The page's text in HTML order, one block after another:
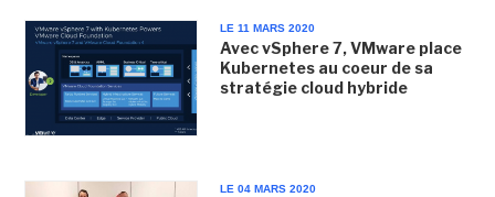
LE 11 MARS 2020
Avec vSphere 7, VMware place
Kubernetes au coeur de sa
stratégie cloud hybride
LE 04 MARS 2020